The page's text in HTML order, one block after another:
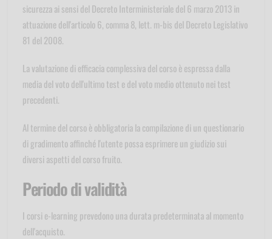
sicurezza ai sensi del Decreto Interministeriale del 6 marzo 2013 in
attuazione dell'articolo 6, comma 8, lett. m-bis del Decreto Legislativo
81 del 2008.
La valutazione di efficacia complessiva del corso è espressa dalla
media del voto dell'ultimo test e del voto medio ottenuto nei test
precedenti.
Al termine del corso è obbligatoria la compilazione di un questionario
di gradimento affinché l'utente possa esprimere un giudizio sui
diversi aspetti del corso fruito.
Periodo di validità
I corsi e-learning prevedono una durata predeterminata al momento
dell'acquisto.